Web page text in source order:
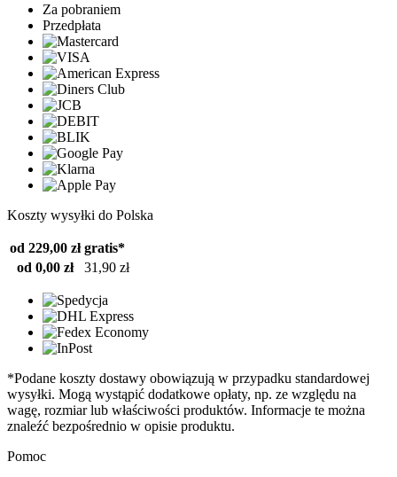
Za pobraniem
Przedpłata
Koszty wysyłki do Polska
od 229,00 zł gratis*
od 0,00 zł
31,90 zł
*Podane koszty dostawy obowiązują w przypadku standardowej
wysyłki. Mogą wystąpić dodatkowe opłaty, np. ze względu na
wagę, rozmiar lub właściwości produktów. Informacje te można
znaleźć bezpośrednio w opisie produktu.
Pomoc